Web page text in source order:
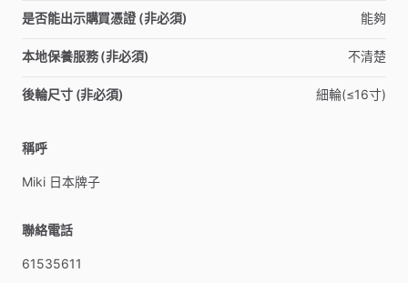
是否能出示購買憑證 (非必須) 能夠
本地保養服務 (非必須) 不清楚
後輪尺寸 (非必須) 細輪(≤16寸)
稱呼
Miki 日本牌子
聯絡電話
61535611